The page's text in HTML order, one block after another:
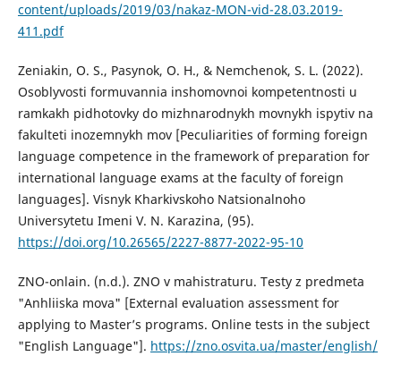
content/uploads/2019/03/nakaz-MON-vid-28.03.2019-
411.pdf
Zeniakin, O. S., Pasynok, O. H., & Nemchenok, S. L. (2022).
Osoblyvosti formuvannia inshomovnoi kompetentnosti u
ramkakh pidhotovky do mizhnarodnykh movnykh ispytiv na
fakulteti inozemnykh mov [Peculiarities of forming foreign
language competence in the framework of preparation for
international language exams at the faculty of foreign
languages]. Visnyk Kharkivskoho Natsionalnoho
Universytetu Imeni V. N. Karazina, (95).
https://doi.org/10.26565/2227-8877-2022-95-10
ZNO-onlain. (n.d.). ZNO v mahistraturu. Testy z predmeta
"Anhliiska mova" [External evaluation assessment for
applying to Master’s programs. Online tests in the subject
"English Language"]. https://zno.osvita.ua/master/english/